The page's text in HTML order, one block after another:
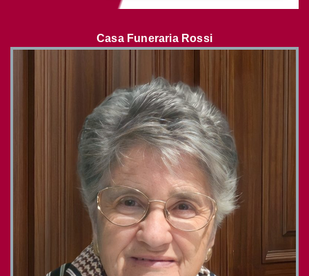
Casa Funeraria Rossi